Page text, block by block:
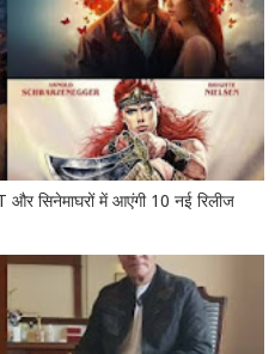
सिनेमाघरों में आएंगी 10 नई रिलीज